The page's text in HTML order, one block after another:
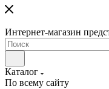
Интернет-магазин
Каталог
По всему сайту